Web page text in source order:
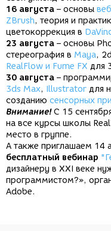
16 августа – основы
ZBrush, теория и
цветокоррекция в
23 августа – основы
стереография в Maya,
RealFlow и Fume FX для
30 августа –
3ds Max, Illustrator для
созданию сенсорных
Внимание!С 15
на все курсы школы
место в группе.
А также приглашаем 14
бесплатный вебинар
дизайнеру в XXI веке
программистом?»,
Adobe.